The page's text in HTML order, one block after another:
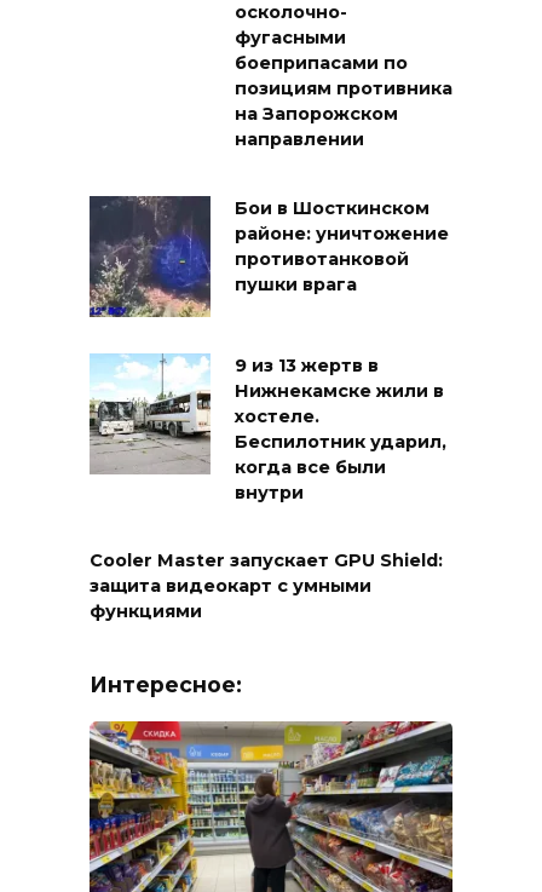
осколочно-
фугасными
боеприпасами по
позициям противника
на Запорожском
направлении
Бои в Шосткинском
районе: уничтожение
противотанковой
пушки врага
9 из 13 жертв в
Нижнекамске жили в
хостеле.
Беспилотник ударил,
когда все были
внутри
Cooler Master запускает GPU Shield:
защита видеокарт с умными
функциями
Интересное: